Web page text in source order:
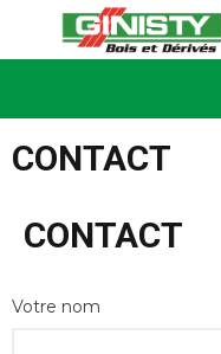
au
contenu
CONTACT
CONTACT
Votre nom